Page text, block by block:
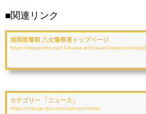
■関連リンク
福岡県警察 八女警察署トップページ
https://www.police.pref.fukuoka.jp/chikugo/yame-ps/
カテゴリー 「ニュース」
https://chikugo-ikoi.com/category/news